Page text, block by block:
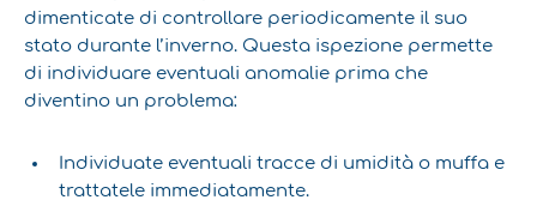
dimenticate di controllare periodicamente il suo
stato durante l’inverno. Questa ispezione permette
di individuare eventuali anomalie prima che
diventino un problema:
Individuate eventuali tracce di umidità o muffa e
trattatele immediatamente.